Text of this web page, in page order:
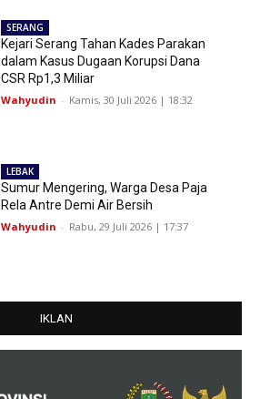
SERANG
Kejari Serang Tahan Kades Parakan
dalam Kasus Dugaan Korupsi Dana
CSR Rp1,3 Miliar
Wahyudin - Kamis, 30 Juli 2026 | 18:32
LEBAK
Sumur Mengering, Warga Desa Paja
Rela Antre Demi Air Bersih
Wahyudin - Rabu, 29 Juli 2026 | 17:37
IKLAN